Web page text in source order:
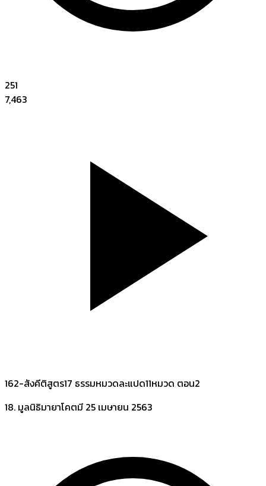
251
7,463
162-สังคีติสูตร17 ธรรมหมวดละแปด11หมวด ตอน2
18. มูลนิธิมายาโคตมี 25 เมษายน 2563